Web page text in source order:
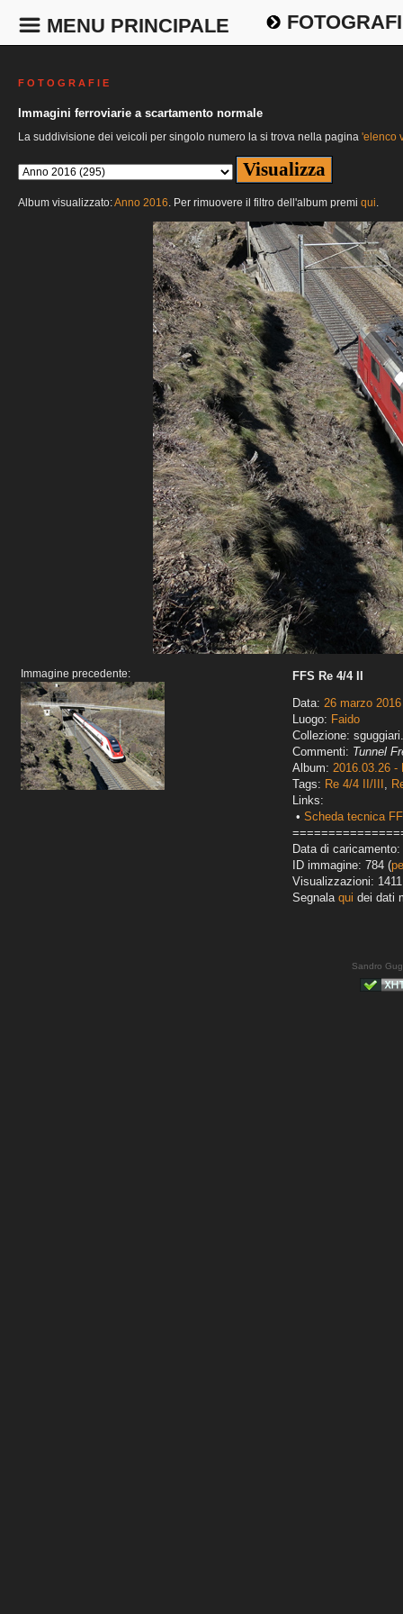
MENU PRINCIPALE
F O T O G R A F I E
Immagini ferroviarie a scartamento normale
La suddivisione dei veicoli per singolo numero la si trova nella pagina 'elenco
Album visualizzato:Anno 2016. Per rimuovere il filtro dell'album premi qui.
Immagine precedente:
FFS Re 4/4 II
Data: 26 marzo 2016
Luogo: Faido
Collezione:
Commenti: Tunnel
Album: 2016.03.26 -
Tags: Re 4/4 II/III ,
Links:
• Scheda tecnica
Data di caricamento:
ID immagine: 784 (
Visualizzazioni: 1411
Segnala qui dei dati
Sandro